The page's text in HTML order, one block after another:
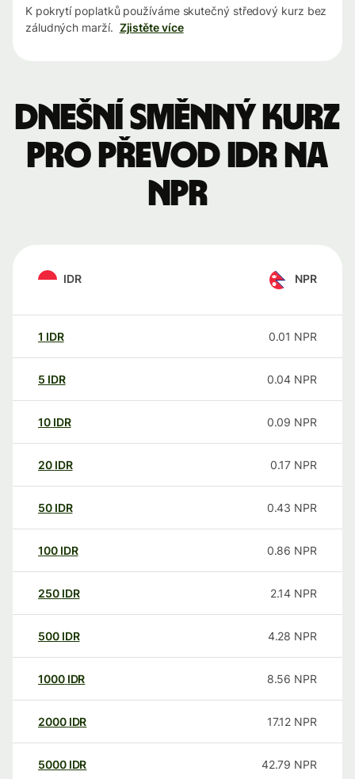
K pokrytí poplatků používáme skutečný středový kurz bez
záludných marží. Zjistěte více
Dnešní směnný kurz
pro převod IDR na
NPR
IDR NPR
1 IDR 0.01 NPR
5 IDR 0.04 NPR
10 IDR 0.09 NPR
20 IDR 0.17 NPR
50 IDR 0.43 NPR
100 IDR 0.86 NPR
250 IDR 2.14 NPR
500 IDR 4.28 NPR
1000 IDR 8.56 NPR
2000 IDR 17.12 NPR
5000 IDR 42.79 NPR